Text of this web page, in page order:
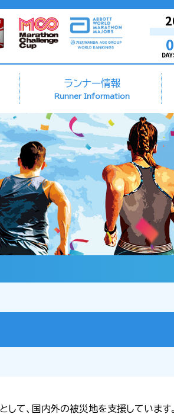
ランナー情報
Runner Information
して、国内外の被災地を支援しています。